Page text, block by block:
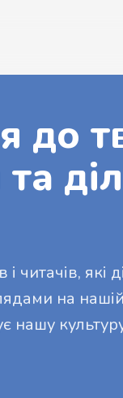
до
читачів, які
на
нашу